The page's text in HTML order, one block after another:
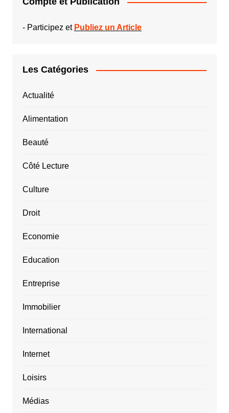
- Participez et Publiez un Article
Les Catégories
Actualité
Alimentation
Beauté
Côté Lecture
Culture
Droit
Economie
Education
Entreprise
Immobilier
International
Internet
Loisirs
Médias